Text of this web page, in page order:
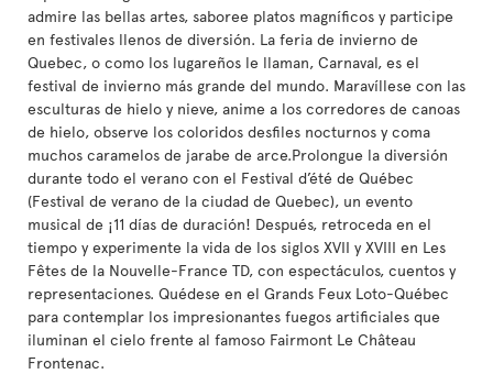
admire las bellas artes, saboree platos magníficos y participe
en festivales llenos de diversión. La feria de invierno de
Quebec, o como los lugareños le llaman, Carnaval, es el
festival de invierno más grande del mundo. Maravíllese con las
esculturas de hielo y nieve, anime a los corredores de canoas
de hielo, observe los coloridos desfiles nocturnos y coma
muchos caramelos de jarabe de arce.Prolongue la diversión
durante todo el verano con el Festival d’été de Québec
(Festival de verano de la ciudad de Quebec), un evento
musical de ¡11 días de duración! Después, retroceda en el
tiempo y experimente la vida de los siglos XVII y XVIII en Les
Fêtes de la Nouvelle-France TD, con espectáculos, cuentos y
representaciones. Quédese en el Grands Feux Loto-Québec
para contemplar los impresionantes fuegos artificiales que
iluminan el cielo frente al famoso Fairmont Le Château
Frontenac.